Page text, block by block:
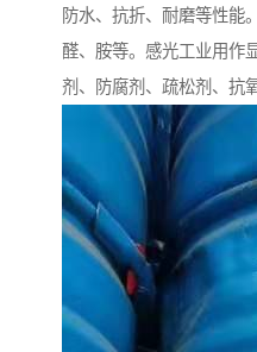
防水、抗折、耐磨等性能
醛、胺等。感光工业用作
剂、防腐剂、疏松剂、抗